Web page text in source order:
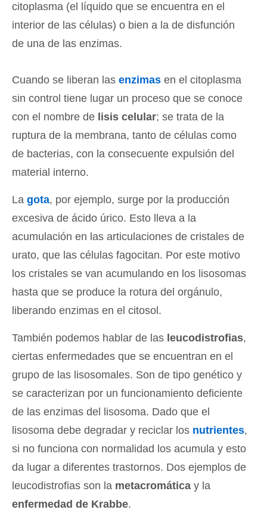
citoplasma (el líquido que se encuentra en el
interior de las células) o bien a la de disfunción
de una de las enzimas.
Cuando se liberan las enzimas en el citoplasma
sin control tiene lugar un proceso que se conoce
con el nombre de lisis celular; se trata de la
ruptura de la membrana, tanto de células como
de bacterias, con la consecuente expulsión del
material interno.
La gota, por ejemplo, surge por la producción
excesiva de ácido úrico. Esto lleva a la
acumulación en las articulaciones de cristales de
urato, que las células fagocitan. Por este motivo
los cristales se van acumulando en los lisosomas
hasta que se produce la rotura del orgánulo,
liberando enzimas en el citosol.
También podemos hablar de las leucodistrofias,
ciertas enfermedades que se encuentran en el
grupo de las lisosomales. Son de tipo genético y
se caracterizan por un funcionamiento deficiente
de las enzimas del lisosoma. Dado que el
lisosoma debe degradar y reciclar los nutrientes,
si no funciona con normalidad los acumula y esto
da lugar a diferentes trastornos. Dos ejemplos de
leucodistrofias son la metacromática y la
enfermedad de Krabbe.